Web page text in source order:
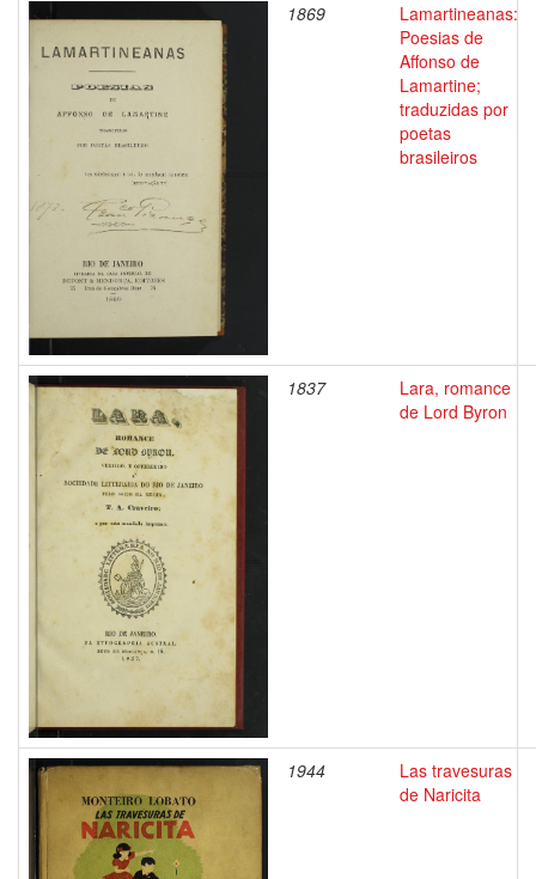
1869
Lamartineanas:
Poesias de
Affonso de
Lamartine;
traduzidas por
poetas
brasileiros
1837
Lara, romance
de Lord Byron
1944
Las travesuras
de Naricita